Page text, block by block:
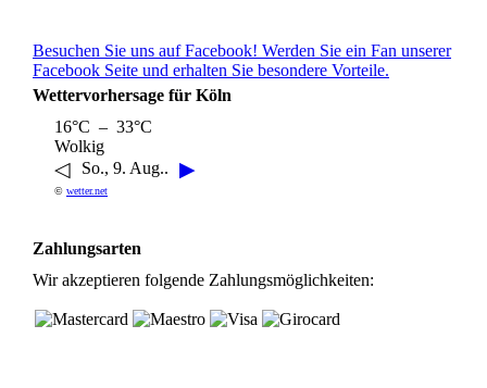
Besuchen Sie uns auf Facebook! Werden Sie ein Fan unserer
Facebook Seite und erhalten Sie besondere Vorteile.
Wettervorhersage für Köln
16°C – 33°C
Wolkig
◁ So., 9. Aug.. ▶
© wetter.net
Zahlungsarten
Wir akzeptieren folgende Zahlungsmöglichkeiten: